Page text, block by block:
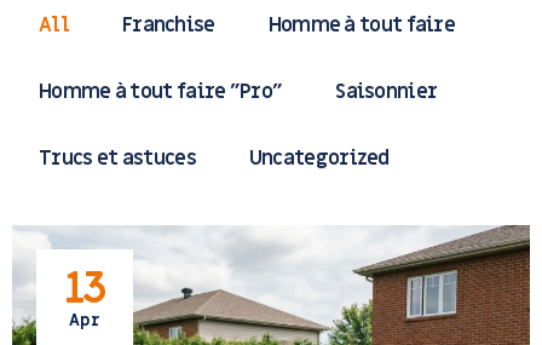
All Franchise Homme à tout faire
Homme à tout faire "Pro" Saisonnier
Trucs et astuces Uncategorized
13
Apr